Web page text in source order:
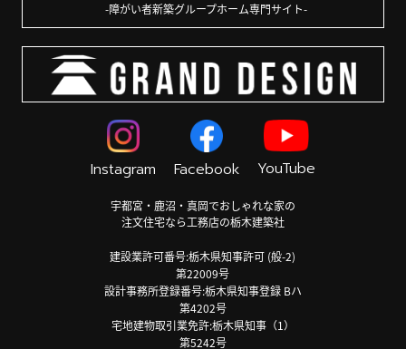
障がい者新築グループホーム専門サイト
Instagram Facebook YouTube
宇都宮・鹿沼・真岡でおしゃれな家の
注文住宅なら工務店の栃木建築社
建設業許可番号:栃木県知事許可 (般-2)
第22009号
設計事務所登録番号:栃木県知事登録 Bハ
第4202号
宅地建物取引業免許:栃木県知事（1）
第5242号